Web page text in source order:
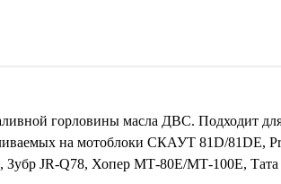
горловины масла ДВС. Подходит
на мотоблоки СКАУТ 81D/81DE,
Зубр JR-Q78, Хопер МТ-80Е/МТ-100Е,